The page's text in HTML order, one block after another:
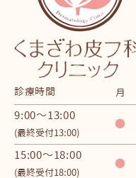
診療時間 月
9:00～13:00
(最終受付13:00)
●
15:00～18:00
(最終受付18:00)
●